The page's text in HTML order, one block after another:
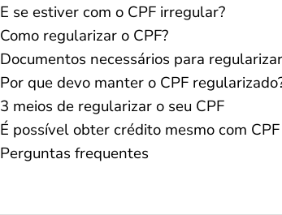
E se estiver com o CPF irregular?
Como regularizar o CPF?
Documentos necessários para
Por que devo manter o CPF
3 meios de regularizar o seu CPF
É possível obter crédito mesmo com
Perguntas frequentes